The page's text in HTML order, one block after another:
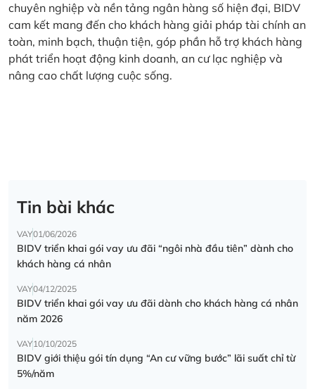
chuyên nghiệp và nền tảng ngân hàng số hiện đại, BIDV
cam kết mang đến cho khách hàng giải pháp tài chính an
toàn, minh bạch, thuận tiện, góp phần hỗ trợ khách hàng
phát triển hoạt động kinh doanh, an cư lạc nghiệp và
nâng cao chất lượng cuộc sống.
Tin bài khác
VAY01/06/2026
BIDV triển khai gói vay ưu đãi “ngôi nhà đầu tiên” dành cho
khách hàng cá nhân
VAY04/12/2025
BIDV triển khai gói vay ưu đãi dành cho khách hàng cá nhân
năm 2026
VAY10/10/2025
BIDV giới thiệu gói tín dụng “An cư vững bước” lãi suất chỉ từ
5%/năm